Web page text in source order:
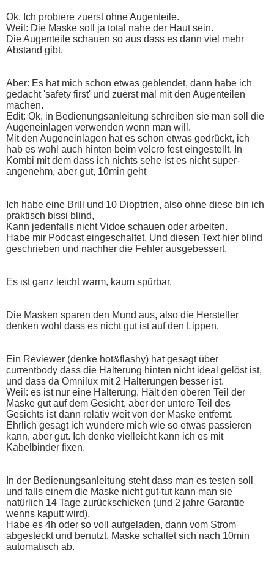
Ok. Ich probiere zuerst ohne Augenteile.
Weil: Die Maske soll ja total nahe der Haut sein.
Die Augenteile schauen so aus dass es dann viel mehr
Abstand gibt.
Aber: Es hat mich schon etwas geblendet, dann habe ich
gedacht 'safety first' und zuerst mal mit den Augenteilen
machen.
Edit: Ok, in Bedienungsanleitung schreiben sie man soll die
Augeneinlagen verwenden wenn man will.
Mit den Augeneinlagen hat es schon etwas gedrückt, ich
hab es wohl auch hinten beim velcro fest eingestellt. In
Kombi mit dem dass ich nichts sehe ist es nicht super-
angenehm, aber gut, 10min geht
Ich habe eine Brill und 10 Dioptrien, also ohne diese bin ich
praktisch bissi blind,
Kann jedenfalls nicht Vidoe schauen oder arbeiten.
Habe mir Podcast eingeschaltet. Und diesen Text hier blind
geschrieben und nachher die Fehler ausgebessert.
Es ist ganz leicht warm, kaum spürbar.
Die Masken sparen den Mund aus, also die Hersteller
denken wohl dass es nicht gut ist auf den Lippen.
Ein Reviewer (denke hot&flashy) hat gesagt über
currentbody dass die Halterung hinten nicht ideal gelöst ist,
und dass da Omnilux mit 2 Halterungen besser ist.
Weil: es ist nur eine Halterung. Hält den oberen Teil der
Maske gut auf dem Gesicht, aber der untere Teil des
Gesichts ist dann relativ weit von der Maske entfernt.
Ehrlich gesagt ich wundere mich wie so etwas passieren
kann, aber gut. Ich denke vielleicht kann ich es mit
Kabelbinder fixen.
In der Bedienungsanleitung steht dass man es testen soll
und falls einem die Maske nicht gut-tut kann man sie
natürlich 14 Tage zurückschicken (und 2 jahre Garantie
wenns kaputt wird).
Habe es 4h oder so voll aufgeladen, dann vom Strom
abgesteckt und benutzt. Maske schaltet sich nach 10min
automatisch ab.